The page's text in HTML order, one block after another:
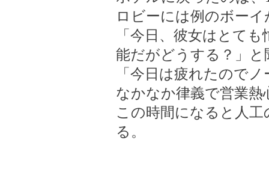
ロビーには例のボー
「今日、彼女はとて
能だがどうする？」と
「今日は疲れたので
なかなか律義で営業熱
この時間になると人
る。